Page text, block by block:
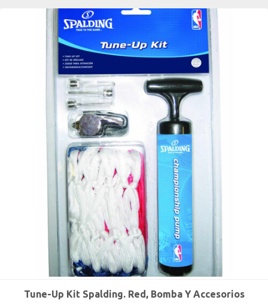
Tune-Up Kit Spalding. Red, Bomba Y Accesorios